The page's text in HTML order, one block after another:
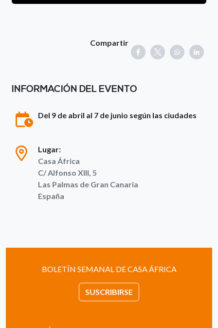
Compartir
INFORMACIÓN DEL EVENTO
Del 9 de abril al 7 de junio según las ciudades
Lugar:
Casa África
C/ Alfonso XIII, 5
Las Palmas de Gran Canaria
España
BOLETÍN SEMANAL DE CASA ÁFRICA
SUSCRIBIRSE